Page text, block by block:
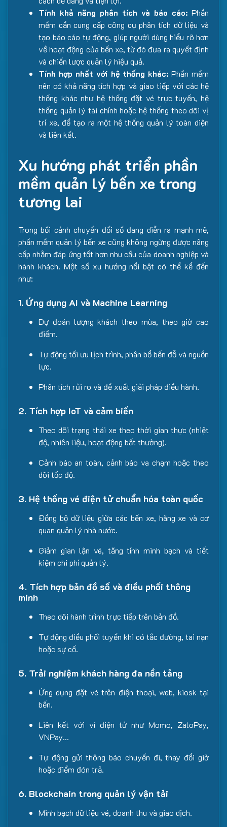
Tính khả năng phân tích và báo cáo: Phần
mềm cần cung cấp công cụ phân tích dữ liệu và
tạo báo cáo tự động, giúp người dùng hiểu rõ hơn
về hoạt động của bến xe, từ đó đưa ra quyết định
và chiến lược quản lý hiệu quả.
Tính hợp nhất với hệ thống khác: Phần mềm
nên có khả năng tích hợp và giao tiếp với các hệ
thống khác như hệ thống đặt vé trực tuyến, hệ
thống quản lý tài chính hoặc hệ thống theo dõi vị
trí xe, để tạo ra một hệ thống quản lý toàn diện
và liên kết.
Xu hướng phát triển phần
mềm quản lý bến xe trong
tương lai
Trong bối cảnh chuyển đổi số đang diễn ra mạnh mẽ,
phần mềm quản lý bến xe cũng không ngừng được nâng
cấp nhằm đáp ứng tốt hơn nhu cầu của doanh nghiệp và
hành khách. Một số xu hướng nổi bật có thể kể đến
như:
1. Ứng dụng AI và Machine Learning
Dự đoán lượng khách theo mùa, theo giờ cao
điểm.
Tự động tối ưu lịch trình, phân bổ bến đỗ và nguồn
lực.
Phân tích rủi ro và đề xuất giải pháp điều hành.
2. Tích hợp IoT và cảm biến
Theo dõi trạng thái xe theo thời gian thực (nhiệt
độ, nhiên liệu, hoạt động bất thường).
Cảnh báo an toàn, cảnh báo va chạm hoặc theo
dõi tốc độ.
3. Hệ thống vé điện tử chuẩn hóa toàn quốc
Đồng bộ dữ liệu giữa các bến xe, hãng xe và cơ
quan quản lý nhà nước.
Giảm gian lận vé, tăng tính minh bạch và tiết
kiệm chi phí quản lý.
4. Tích hợp bản đồ số và điều phối thông
minh
Theo dõi hành trình trực tiếp trên bản đồ.
Tự động điều phối tuyến khi có tắc đường, tai nạn
hoặc sự cố.
5. Trải nghiệm khách hàng đa nền tảng
Ứng dụng đặt vé trên điện thoại, web, kiosk tại
bến.
Liên kết với ví điện tử như Momo, ZaloPay,
VNPay…
Tự động gửi thông báo chuyến đi, thay đổi giờ
hoặc điểm đón trả.
6. Blockchain trong quản lý vận tải
Minh bạch dữ liệu vé, doanh thu và giao dịch.